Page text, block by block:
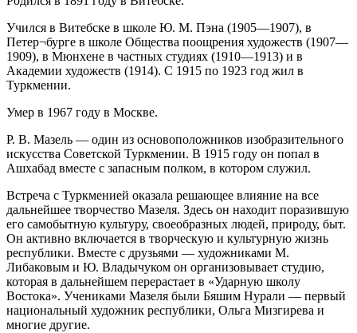
Учился в Витебске в школе Ю. М. Пэна (1905—1907), в
Петер¬бурге в школе Общества поощрения художеств (1907—
1909), в Мюнхене в частных студиях (1910—1913) и в
Академии художеств (1914). С 1915 по 1923 год жил в
Туркмении.
Умер в 1967 году в Москве.
Р. В. Мазель — один из основоположников изобразительного
искусства Советской Туркмении. В 1915 году он попал в
Ашхабад вместе с запасным полком, в котором служил.
Встреча с Туркменией оказала решающее влияние на все
дальнейшее творчество Мазеля. Здесь он находит поразившую
его самобытную культуру, своеобразных людей, природу, быт.
Он активно включается в творческую и культурную жизнь
республики. Вместе с друзьями — художниками М.
Либаковым и Ю. Владычуком он организовывает студию,
которая в дальнейшем перерастает в «Ударную школу
Востока». Учениками Мазеля были Бяшим Нурали — первый
национальный художник республики, Ольга Мизгирева и
многие другие.